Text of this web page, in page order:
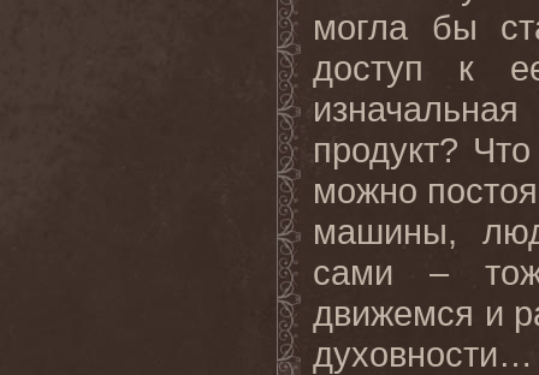
могла бы
доступ к
продукт?
можно
машины,
сами –
движемся и
духовности…